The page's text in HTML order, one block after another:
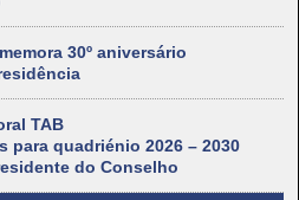
30º aniversário
TAB
para quadriénio 2026 – 2030
do Conselho